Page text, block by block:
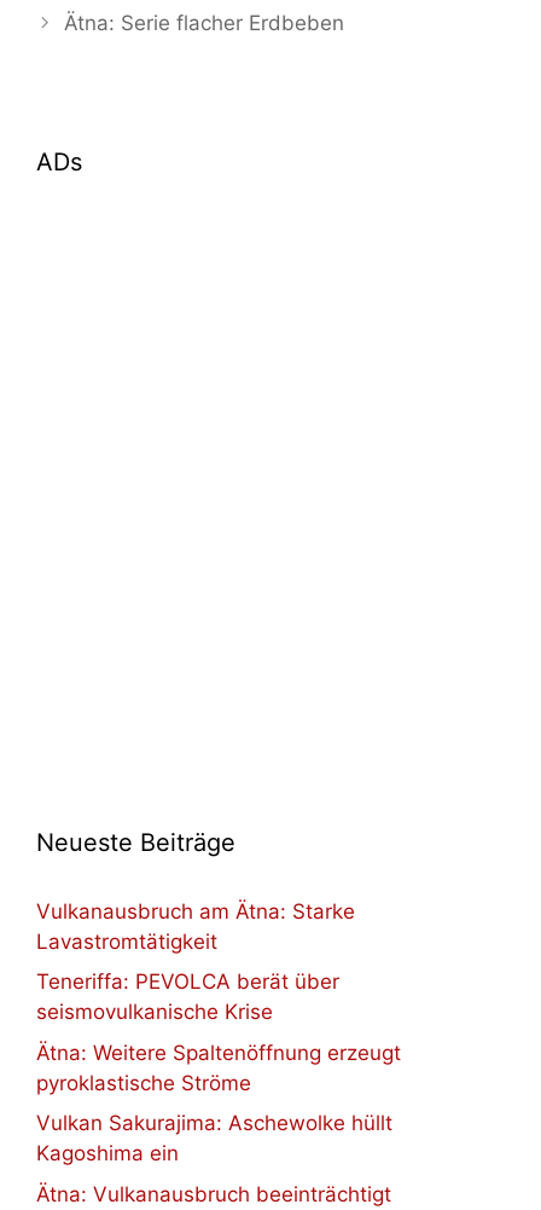
Ätna: Serie flacher Erdbeben
ADs
Neueste Beiträge
Vulkanausbruch am Ätna: Starke
Lavastromtätigkeit
Teneriffa: PEVOLCA berät über
seismovulkanische Krise
Ätna: Weitere Spaltenöffnung erzeugt
pyroklastische Ströme
Vulkan Sakurajima: Aschewolke hüllt
Kagoshima ein
Ätna: Vulkanausbruch beeinträchtigt